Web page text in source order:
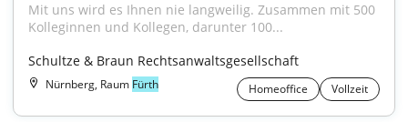
Mit uns wird es Ihnen nie langweilig. Zusammen mit 500
Kolleginnen und Kollegen, darunter 100...
Schultze & Braun Rechtsanwaltsgesellschaft
Nürnberg, Raum Fürth Homeoffice Vollzeit